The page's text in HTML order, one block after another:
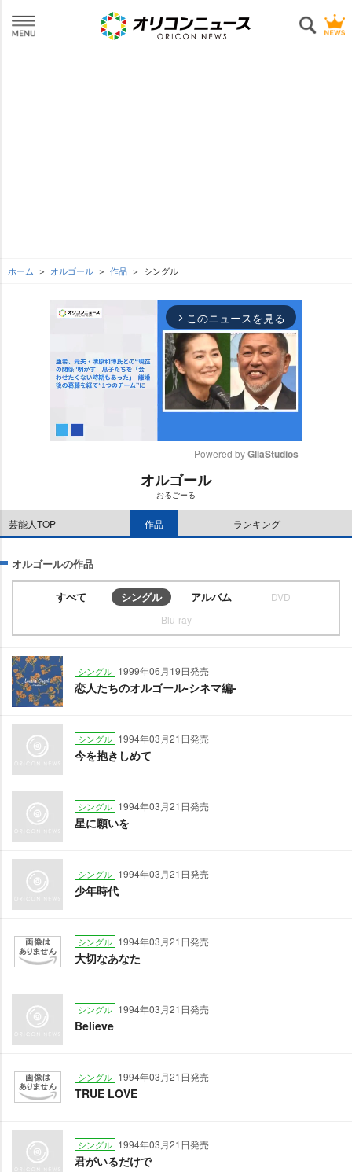
ホーム オルゴール 作品 シングル
arrow_forward_ios このニュースを見る
e
Powered by GliaStudios
オルゴール
おるごーる
芸能人TOP 作品 ランキング
オルゴールの作品
すべて シングル アルバム
DVD
Blu-ray
シングル 1999年06月19日発売
恋人たちのオルゴール-シネマ編-
シングル 1994年03月21日発売
今を抱きしめて
シングル 1994年03月21日発売
星に願いを
シングル 1994年03月21日発売
少年時代
シングル 1994年03月21日発売
大切なあなた
シングル 1994年03月21日発売
Believe
シングル 1994年03月21日発売
TRUE LOVE
シングル 1994年03月21日発売
君がいるだけで